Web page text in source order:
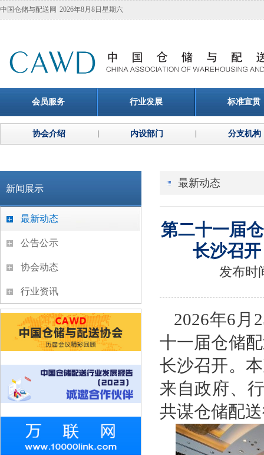
中国仓储与配送网 2026年8月8日星期六
会员服务 行业发展 标准宣贯
协会介绍 内设部门 分支机构
新闻展示
最新动态
公告公示
协会动态
行业资讯
最新动态
第二十一届
长沙召
发布
2026年6月
十一届仓储
长沙召开。
来自政府、
共谋仓储配